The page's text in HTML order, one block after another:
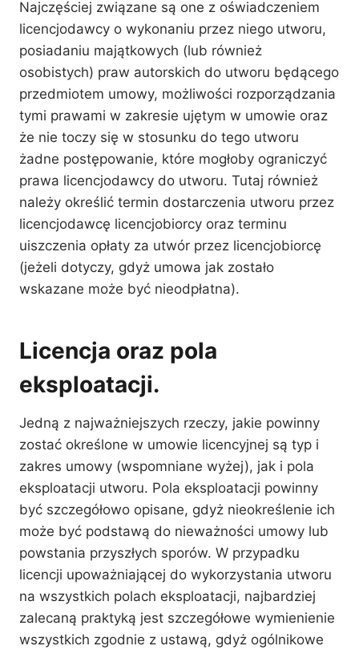
Najczęściej związane są one z oświadczeniem
licencjodawcy o wykonaniu przez niego utworu,
posiadaniu majątkowych (lub również
osobistych) praw autorskich do utworu będącego
przedmiotem umowy, możliwości rozporządzania
tymi prawami w zakresie ujętym w umowie oraz
że nie toczy się w stosunku do tego utworu
żadne postępowanie, które mogłoby ograniczyć
prawa licencjodawcy do utworu. Tutaj również
należy określić termin dostarczenia utworu przez
licencjodawcę licencjobiorcy oraz terminu
uiszczenia opłaty za utwór przez licencjobiorcę
(jeżeli dotyczy, gdyż umowa jak zostało
wskazane może być nieodpłatna).
Licencja oraz pola
eksploatacji.
Jedną z najważniejszych rzeczy, jakie powinny
zostać określone w umowie licencyjnej są typ i
zakres umowy (wspomniane wyżej), jak i pola
eksploatacji utworu. Pola eksploatacji powinny
być szczegółowo opisane, gdyż nieokreślenie ich
może być podstawą do nieważności umowy lub
powstania przyszłych sporów. W przypadku
licencji upoważniającej do wykorzystania utworu
na wszystkich polach eksploatacji, najbardziej
zalecaną praktyką jest szczegółowe wymienienie
wszystkich zgodnie z ustawą, gdyż ogólnikowe